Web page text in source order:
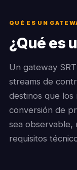
QUÉ ES UN
¿Qué es
Un gateway
streams de
destinos que los
conversión de
sea observable,
requisitos